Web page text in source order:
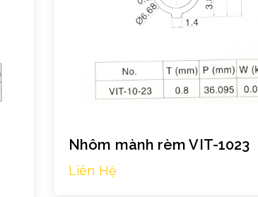
Nhôm mành rèm VIT-1023
Liên Hệ